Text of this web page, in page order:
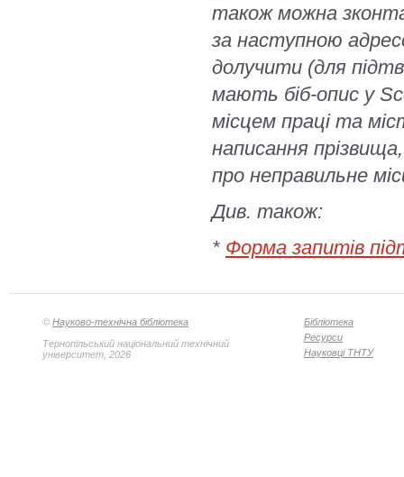
також можна
за наступною
долучити (для
мають біб-опис у
місцем праці та
написання
про неправильне
Див. також:
* Форма запитів
© Науково-технічна бібліотека
Тернопільський національний технічний
університет, 2026
Бібліотека
Ресурси
Науковці ТНТУ